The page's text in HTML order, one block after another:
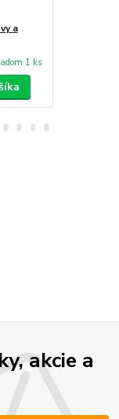
a
1 ks
akcie a